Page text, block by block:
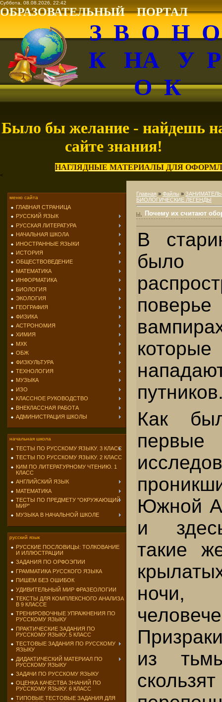
Суббота, 08.08.2026, 22:42
ОБРАЗОВАТЕЛЬНЫЙ ПОРТАЛ
З В О Н
К НА У
О К
Было бы желание - найдешь
сайте знания!
НАГЛЯДНЫЕ МАТЕРИАЛЫ ДЛЯ
<
меню сайта
ГЛАВНАЯ СТРАНИЦА
РУССКИЙ ЯЗЫК
РУССКАЯ ЛИТЕРАТУРА
НАЧАЛЬНАЯ ШКОЛА
ИНОСТРАННЫЕ ЯЗЫКИ
ИСТОРИЯ
ОБЩЕСТВОВЕДЕНИЕ
МАТЕМАТИКА
ИНФОРМАТИКА
БИОЛОГИЯ
ЭКОЛОГИЯ
ГЕОГРАФИЯ
ФИЗИКА
АСТРОНОМИЯ
ХИМИЯ
МХК
ОБЖ
ФИЗКУЛЬТУРА
ТЕХНОЛОГИЯ
МУЗЫКА
ИЗО
КЛАССНОЕ РУКОВОДСТВО
ВНЕКЛАССНАЯ РАБОТА
АДМИНИСТРАЦИЯ ШКОЛЫ
начальная школа
ТЕСТЫ ПО РУССКОМУ ЯЗЫКУ. 3 КЛАСС
ТЕСТЫ ПО РУССКОМУ ЯЗЫКУ. 2 КЛАСС
КИМ ПО ЛИТЕРАТУРНОМУ ЧТЕНИЮ. 1
КЛАСС
АНГЛИЙСКИЙ ЯЗЫК
МАТЕМАТИКА
ТЕСТЫ ПО ПРЕДМЕТУ "ОКРУЖАЮЩИЙ
МИР"
МУЗЫКА В НАЧАЛЬНОЙ ШКОЛЕ
русский язык
РУССКИЕ ПОСЛОВИЦЫ: ТОЛКОВАНИЕ
И ИЛЛЮСТРАЦИИ
ЗАДАНИЯ ПО ОРФОЭПИИ
ГРАММАТИКА РУССКОГО ЯЗЫКА
ПИШЕМ БЕЗ ОШИБОК
УДИВИТЕЛЬНЫЙ МИР ФРАЗЕОЛОГИИ
ТЕКСТЫ ДЛЯ КОМПЛЕКСНОГО АНАЛИЗА
В 9 КЛАССЕ
ТРЕНИРОВОЧНЫЕ УПРАЖНЕНИЯ ПО
РУССКОМУ ЯЗЫКУ
ПРАКТИЧЕСКИЕ ЗАДАНИЯ ПО
РУССКОМУ ЯЗЫКУ. 5 КЛАСС
ТЕСТОВЫЕ ЗАДАНИЯ ПО РУССКОМУ
ЯЗЫКУ
ДИДАКТИЧЕСКИЙ МАТЕРИАЛ ПО
РУССКОМУ ЯЗЫКУ
ЗАДАЧИ ПО РУССКОМУ ЯЗЫКУ
ОЦЕНКА КАЧЕСТВА ЗНАНИЙ ПО
РУССКОМУ ЯЗЫКУ. 6 КЛАСС
ТИПОВЫЕ ТЕСТОВЫЕ ЗАДАНИЯ ДЛЯ
Главная » Файлы »
БИОЛОГИЧЕСКИЕ ЛЕГЕНДЫ
Почему их считают
В
Как
первые
Южной
и
такие
из